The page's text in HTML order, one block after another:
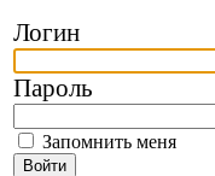
Логин
Пароль
Запомнить меня